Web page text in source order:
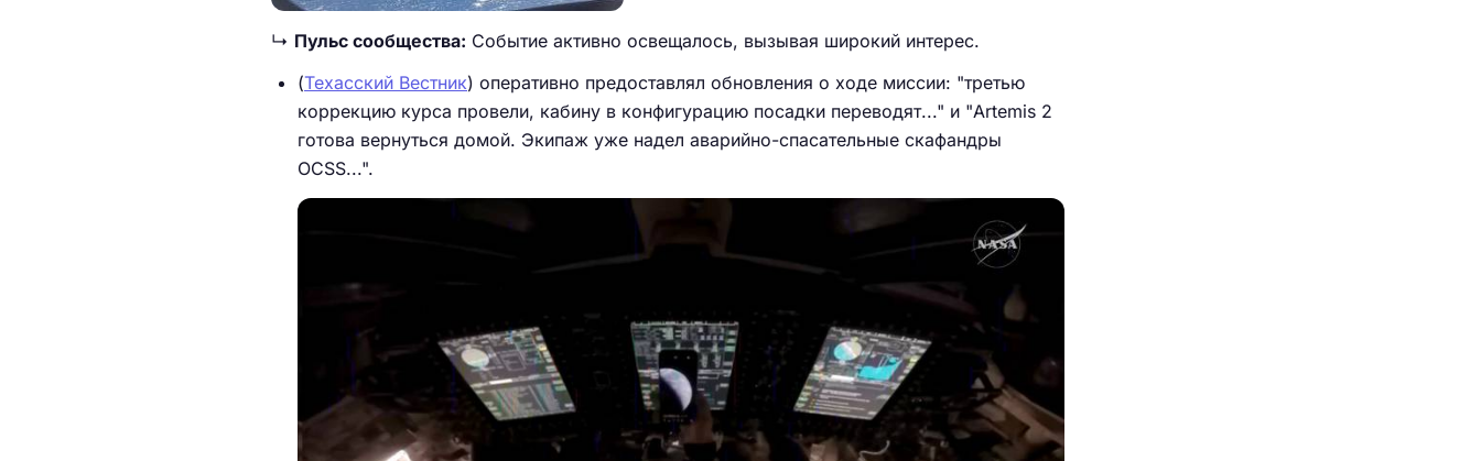
↳ Пульс сообщества: Событие активно освещалось, вызывая широкий интерес.
(Техасский Вестник) оперативно предоставлял обновления о ходе миссии: "третью
коррекцию курса провели, кабину в конфигурацию посадки переводят..." и "Artemis 2
готова вернуться домой. Экипаж уже надел аварийно-спасательные скафандры
OCSS...".